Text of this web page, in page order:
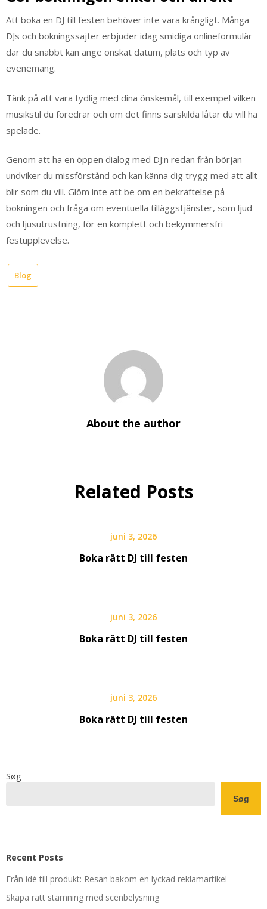
Att boka en DJ till festen behöver inte vara krångligt. Många
DJs och bokningssajter erbjuder idag smidiga onlineformulär
där du snabbt kan ange önskat datum, plats och typ av
evenemang.
Tänk på att vara tydlig med dina önskemål, till exempel vilken
musikstil du föredrar och om det finns särskilda låtar du vill ha
spelade.
Genom att ha en öppen dialog med DJ:n redan från början
undviker du missförstånd och kan känna dig trygg med att allt
blir som du vill. Glöm inte att be om en bekräftelse på
bokningen och fråga om eventuella tilläggstjänster, som ljud-
och ljusutrustning, för en komplett och bekymmersfri
festupplevelse.
Blog
About the author
Related Posts
juni 3, 2026
Boka rätt DJ till festen
juni 3, 2026
Boka rätt DJ till festen
juni 3, 2026
Boka rätt DJ till festen
Søg
Søg
Recent Posts
Från idé till produkt: Resan bakom en lyckad reklamartikel
Skapa rätt stämning med scenbelysning